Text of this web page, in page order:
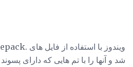
ویندوز با استفاده از فایل های .themepack در